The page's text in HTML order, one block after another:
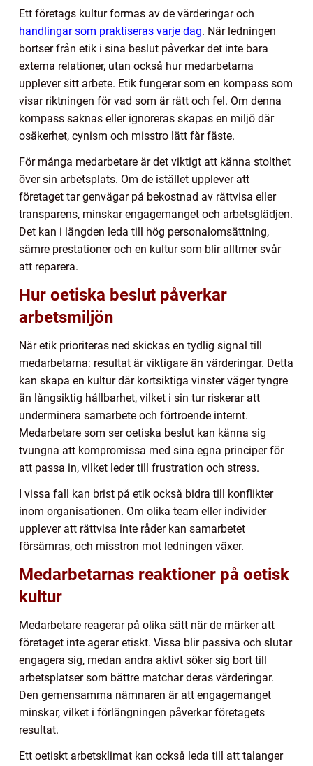
Ett företags kultur formas av de värderingar och
handlingar som praktiseras varje dag. När ledningen
bortser från etik i sina beslut påverkar det inte bara
externa relationer, utan också hur medarbetarna
upplever sitt arbete. Etik fungerar som en kompass som
visar riktningen för vad som är rätt och fel. Om denna
kompass saknas eller ignoreras skapas en miljö där
osäkerhet, cynism och misstro lätt får fäste.
För många medarbetare är det viktigt att känna stolthet
över sin arbetsplats. Om de istället upplever att
företaget tar genvägar på bekostnad av rättvisa eller
transparens, minskar engagemanget och arbetsglädjen.
Det kan i längden leda till hög personalomsättning,
sämre prestationer och en kultur som blir alltmer svår
att reparera.
Hur oetiska beslut påverkar
arbetsmiljön
När etik prioriteras ned skickas en tydlig signal till
medarbetarna: resultat är viktigare än värderingar. Detta
kan skapa en kultur där kortsiktiga vinster väger tyngre
än långsiktig hållbarhet, vilket i sin tur riskerar att
underminera samarbete och förtroende internt.
Medarbetare som ser oetiska beslut kan känna sig
tvungna att kompromissa med sina egna principer för
att passa in, vilket leder till frustration och stress.
I vissa fall kan brist på etik också bidra till konflikter
inom organisationen. Om olika team eller individer
upplever att rättvisa inte råder kan samarbetet
försämras, och misstron mot ledningen växer.
Medarbetarnas reaktioner på oetisk
kultur
Medarbetare reagerar på olika sätt när de märker att
företaget inte agerar etiskt. Vissa blir passiva och slutar
engagera sig, medan andra aktivt söker sig bort till
arbetsplatser som bättre matchar deras värderingar.
Den gemensamma nämnaren är att engagemanget
minskar, vilket i förlängningen påverkar företagets
resultat.
Ett oetiskt arbetsklimat kan också leda till att talanger